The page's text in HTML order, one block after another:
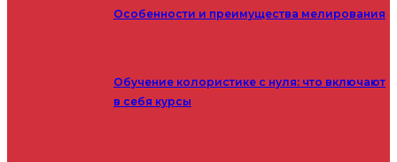
Особенности и преимущества мелирования
Обучение колористике с нуля: что включают
в себя курсы